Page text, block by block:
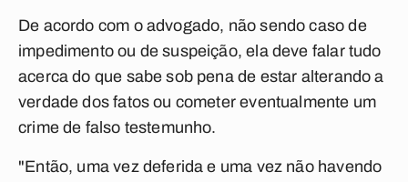
De acordo com o advogado, não sendo caso de
impedimento ou de suspeição, ela deve falar tudo
acerca do que sabe sob pena de estar alterando a
verdade dos fatos ou cometer eventualmente um
crime de falso testemunho.
"Então, uma vez deferida e uma vez não havendo